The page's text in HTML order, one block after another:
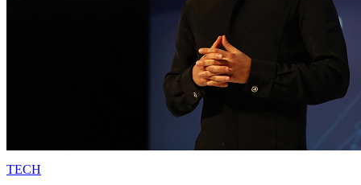
TECH